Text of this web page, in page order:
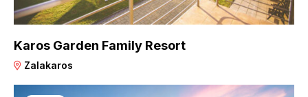
Karos Garden Family Resort
Zalakaros